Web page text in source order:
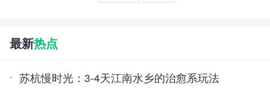
最新热点
苏杭慢时光：3-4天江南水乡的治愈系玩法